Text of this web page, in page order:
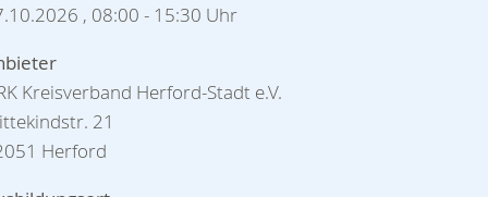
27.10.2026 , 08:00 - 15:30 Uhr
Kreisverband Herford-Stadt e.V.
21
Herford